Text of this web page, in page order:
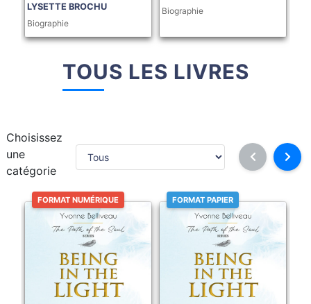
LYSETTE BROCHU
Biographie
Biographie
TOUS LES LIVRES
Choisissez
une
catégorie
FORMAT NUMÉRIQUE FORMAT PAPIER